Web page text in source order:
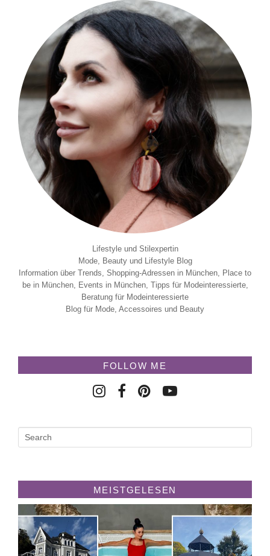
Lifestyle und Stilexpertin
Mode, Beauty und Lifestyle Blog
Information über Trends, Shopping-Adressen in München, Place to
be in München, Events in München, Tipps für Modeinteressierte,
Beratung für Modeinteressierte
Blog für Mode, Accessoires und Beauty
FOLLOW ME
MEISTGELESEN